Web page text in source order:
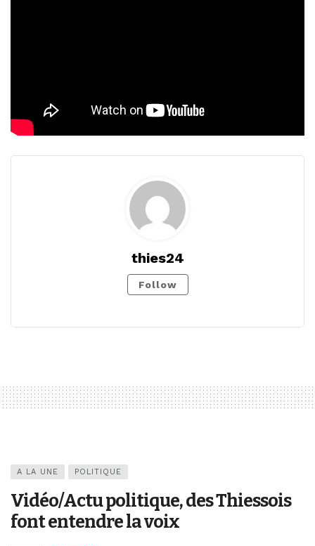
thies24
Follow
A LA UNE POLITIQUE
Vidéo/Actu politique, des Thiessois
font entendre la voix